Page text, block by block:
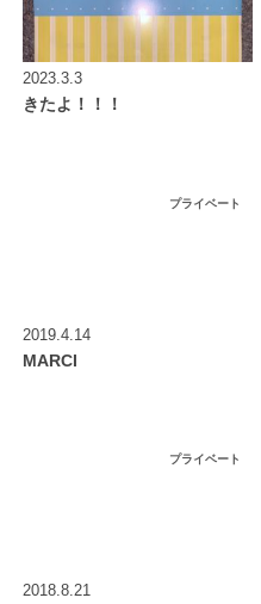
2023.3.3
きたよ！！！
プライベート
2019.4.14
MARCI
プライベート
2018.8.21